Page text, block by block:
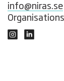
info@niras.se